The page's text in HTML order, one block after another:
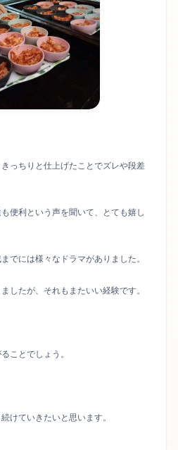
っちりと仕上げたことでズレや段差
便利という声を聞いて、とても嬉し
でには様々なドラマがありました。
したが、それもまたいい経験です。
ことでしょう。
けていきたいと思います。